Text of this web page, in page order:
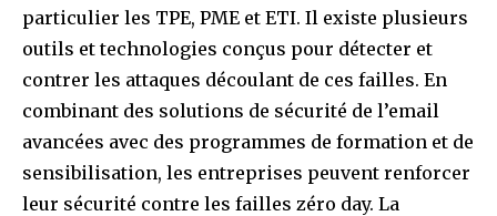
particulier les TPE, PME et ETI. Il existe plusieurs
outils et technologies conçus pour détecter et
contrer les attaques découlant de ces failles. En
combinant des solutions de sécurité de l’email
avancées avec des programmes de formation et de
sensibilisation, les entreprises peuvent renforcer
leur sécurité contre les failles zéro day. La